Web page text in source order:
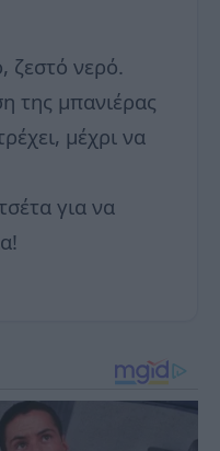
ζεστό νερό.
της μπανιέρας
μέχρι να
για να